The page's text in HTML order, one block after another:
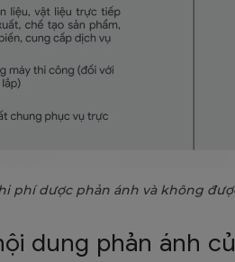
phí dược phản ánh và không
dung phản ánh